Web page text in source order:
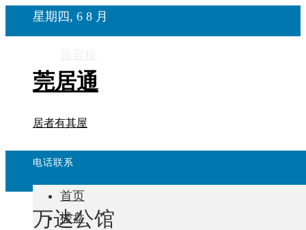
星期四, 6 8 月
莞居通
居者有其屋
电话联系
首页
楼盘
万达公馆